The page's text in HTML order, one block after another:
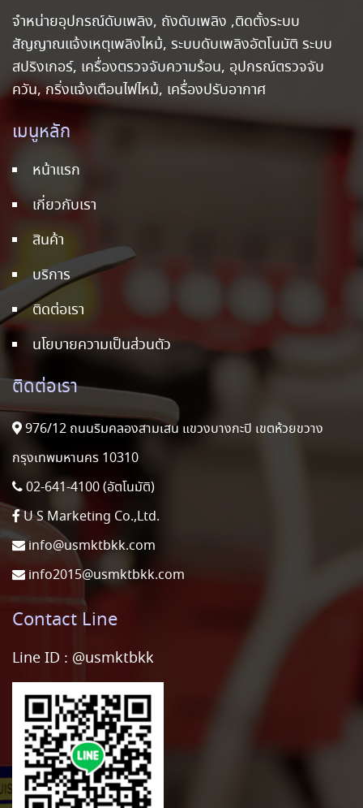
จำหน่ายอุปกรณ์ดับเพลิง, ถังดับเพลิง ,ติดตั้งระบบ
สัญญาณแจ้งเหตุเพลิงไหม้, ระบบดับเพลิงอัตโนมัติ ระบบ
สปริงเกอร์, เครื่องตรวจจับความร้อน, อุปกรณ์ตรวจจับ
ควัน, กริ่งแจ้งเตือนไฟไหม้, เครื่องปรับอากาศ
เมนูหลัก
หน้าแรก
เกี่ยวกับเรา
สินค้า
บริการ
ติดต่อเรา
นโยบายความเป็นส่วนตัว
ติดต่อเรา
976/12 ถนนริมคลองสามเสน แขวงบางกะปิ เขตห้วยขวาง
กรุงเทพมหานคร 10310
02-641-4100 (อัตโนมัติ)
U S Marketing Co.,Ltd.
info@usmktbkk.com
info2015@usmktbkk.com
Contact Line
Line ID : @usmktbkk